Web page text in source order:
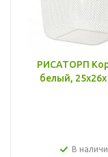
РИСАТОРП
белый,
В